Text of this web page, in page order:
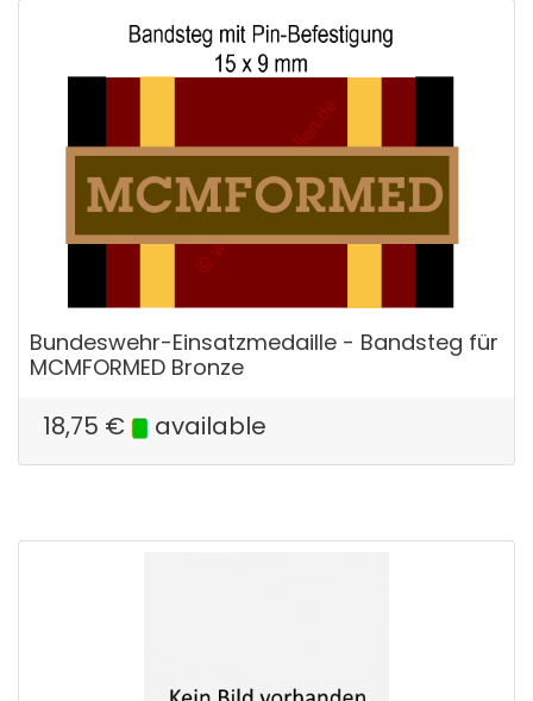
Bundeswehr-Einsatzmedaille - Bandsteg für
MCMFORMED Bronze
18,75 € available